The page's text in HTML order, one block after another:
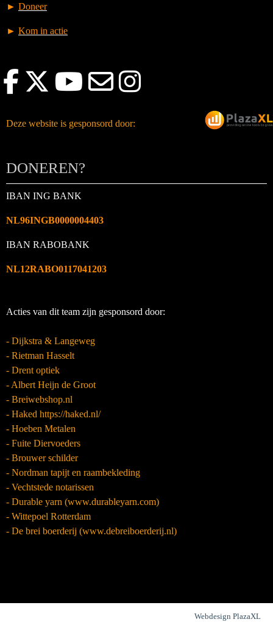
► Doneer
► Kom in actie
Deze website is gesponsord door:
DONEREN?
IBAN ING BANK
NL96INGB0000004403
IBAN RABOBANK
NL12RABO0117041203
Acties van dit team zijn gesponsord door:
- Dijkstra & Langeweg
- Rietman Hasselt
- Drent optiek
- Albert Heijn de Groot
- Breiwebshop.nl
- Haked https://haked.nl/
- Hoeben Metalen
- Fuite Diervoeders
- Brouwer schilder
- Nordman tapijt en raambekleding
- Vechtstede notarissen
- Durable yarn (www.durableyarn.com)
- Wittepoel Rotterdam
- De brei boerderij (www.debreiboerderij.nl)
Webdesign PlazaXL